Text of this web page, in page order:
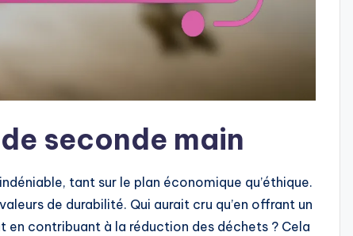
seconde main
tant sur le plan économique qu’éthique.
de durabilité. Qui aurait cru qu’en offrant un
en contribuant à la réduction des déchets ? Cela